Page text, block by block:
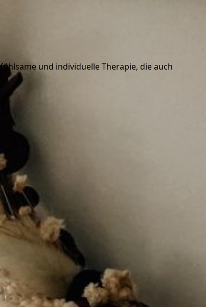
und individuelle Therapie, die auch